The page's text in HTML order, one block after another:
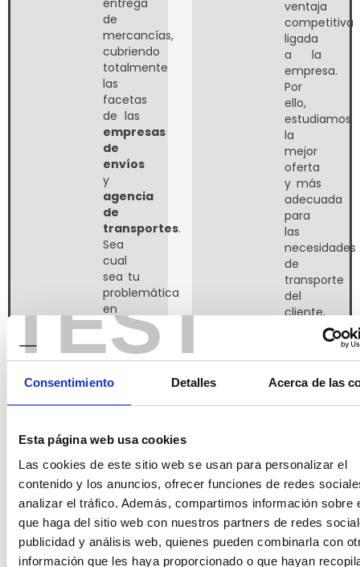
TEST
Consentimiento Detalles Acerca de las
Esta página web usa cookies
Las cookies de este sitio web se usan para personalizar el
contenido y los anuncios, ofrecer funciones de redes
analizar el tráfico. Además, compartimos información sobre
que haga del sitio web con nuestros partners de redes
publicidad y análisis web, quienes pueden combinarla con
información que les haya proporcionado o que hayan
entrega
de
mercancías,
cubriendo
totalmente
las
facetas
de las
empresas
de
envíos
y
agencia
de
transportes.
Sea
cual
sea tu
problemática
en
Tisco
tenemos
una
adecuada
a tus
para
la
adaptación
el
servicio
al
cliente
ventaja
competitiva
ligada
a la
empresa.
Por
ello,
estudiamos
la
mejor
oferta
y más
adecuada
para
las
necesidades
de
transporte
del
cliente,
fuéramos
su
interno
Contacta
con
nosotros,
nuestro
equipo
de
profesionales